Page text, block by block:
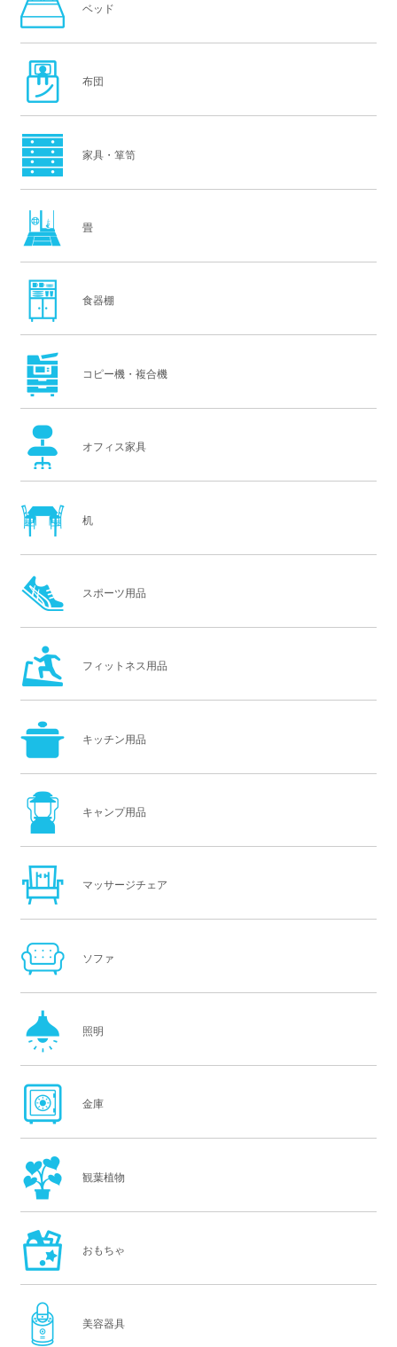
ベッド
布団
家具・箪笥
畳
食器棚
コピー機・複合機
オフィス家具
机
スポーツ用品
フィットネス用品
キッチン用品
キャンプ用品
マッサージチェア
ソファ
照明
金庫
観葉植物
おもちゃ
美容器具